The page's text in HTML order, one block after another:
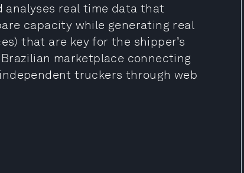
analyses real time data that
capacity while generating real
that are key for the shipper’s
marketplace connecting
truckers through web